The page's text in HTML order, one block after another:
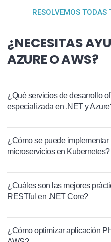
RESOLVEMOS TODAS
¿NECESITAS
AZURE O AWS?
¿Qué servicios de desarrollo
especializada en .NET y
¿Cómo se puede implementar
microservicios en Kubernetes?
¿Cuáles son las mejores
RESTful en .NET Core?
¿Cómo optimizar aplicación